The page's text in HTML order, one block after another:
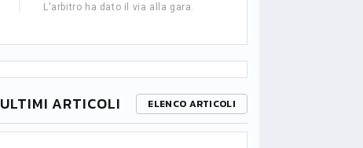
L'arbitro ha dato il via alla gara.
ULTIMI ARTICOLI ELENCO ARTICOLI